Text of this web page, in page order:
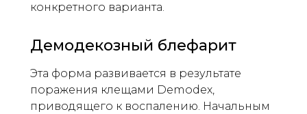
конкретного варианта.
Демодекозный блефарит
Эта форма развивается в результате
поражения клещами Demodex,
приводящего к воспалению. Начальным